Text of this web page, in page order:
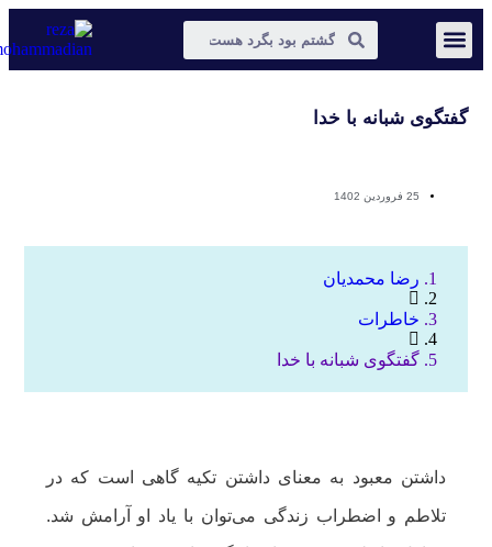
گفتگوی شبانه با خدا
25 فروردین 1402
رضا محمدیان
خاطرات
گفتگوی شبانه با خدا
داشتن معبود به معنای داشتن تکیه گاهی است که در
تلاطم و اضطراب زندگی می‌توان با یاد او آرامش شد.